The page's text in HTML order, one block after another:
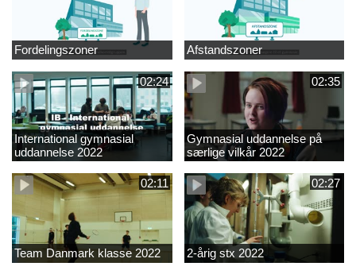
Fordelingszoner Afstandszoner
02:24
International gymnasial
uddannelse 2022
02:35
Gymnasial uddannelse på
særlige vilkår 2022
02:11
Team Danmark klasse 2022
02:27
2-årig stx 2022